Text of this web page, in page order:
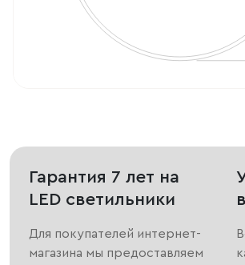
Гарантия 7 лет на
LED светильники
Для покупателей интернет-
магазина мы предоставляем